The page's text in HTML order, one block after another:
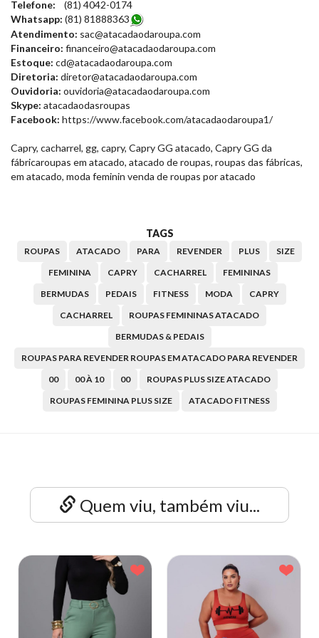
Telefone: (81) 4042-0174
Whatsapp: (81) 81888363
Atendimento: sac@atacadaodaroupa.com
Financeiro: financeiro@atacadaodaroupa.com
Estoque: cd@atacadaodaroupa.com
Diretoria: diretor@atacadaodaroupa.com
Ouvidoria: ouvidoria@atacadaodaroupa.com
Skype: atacadaodasroupas
Facebook: https://www.facebook.com/atacadaodaroupa1/
Capry, cacharrel, gg, capry, Capry GG atacado, Capry GG da
fábricaroupas em atacado, atacado de roupas, roupas das fábricas,
em atacado, moda feminin venda de roupas por atacado
TAGS
ROUPAS ATACADO PARA REVENDER PLUS
SIZE
FEMININA
CAPRY CACHARREL
FEMININAS
BERMUDAS
PEDAIS FITNESS MODA
CAPRY
CACHARREL
ROUPAS FEMININAS ATACADO
BERMUDAS & PEDAIS
ROUPAS PARA REVENDER ROUPAS EM ATACADO PARA REVENDER
00
00 À 10 00
ROUPAS PLUS SIZE ATACADO
ROUPAS FEMININA PLUS SIZE
ATACADO FITNESS
Quem viu, também viu...